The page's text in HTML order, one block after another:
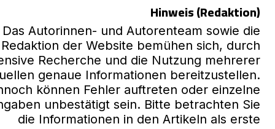
Hinweis (Redaktion)
Das Autorinnen- und Autorenteam sowie die
Redaktion der Website bemühen sich, durch
Recherche und die Nutzung mehrerer
genaue Informationen bereitzustellen.
können Fehler auftreten oder einzelne
unbestätigt sein. Bitte betrachten Sie
die Informationen in den Artikeln als erste